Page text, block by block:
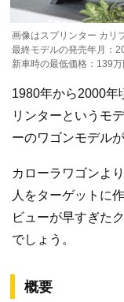
画像はスプリンター カリ
最終モデルの発売年月：
新車時の最低価格：139万
1980年から2000年
リンターというモ
ーのワゴンモデル
カローラワゴンよ
人をターゲットに
ビューが早すぎた
でしょう。
概要